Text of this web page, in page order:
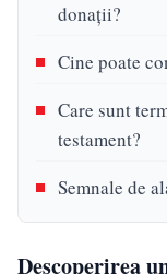
donații?
Cine poate
Care sunt
testament?
Semnale de
Descoperirea